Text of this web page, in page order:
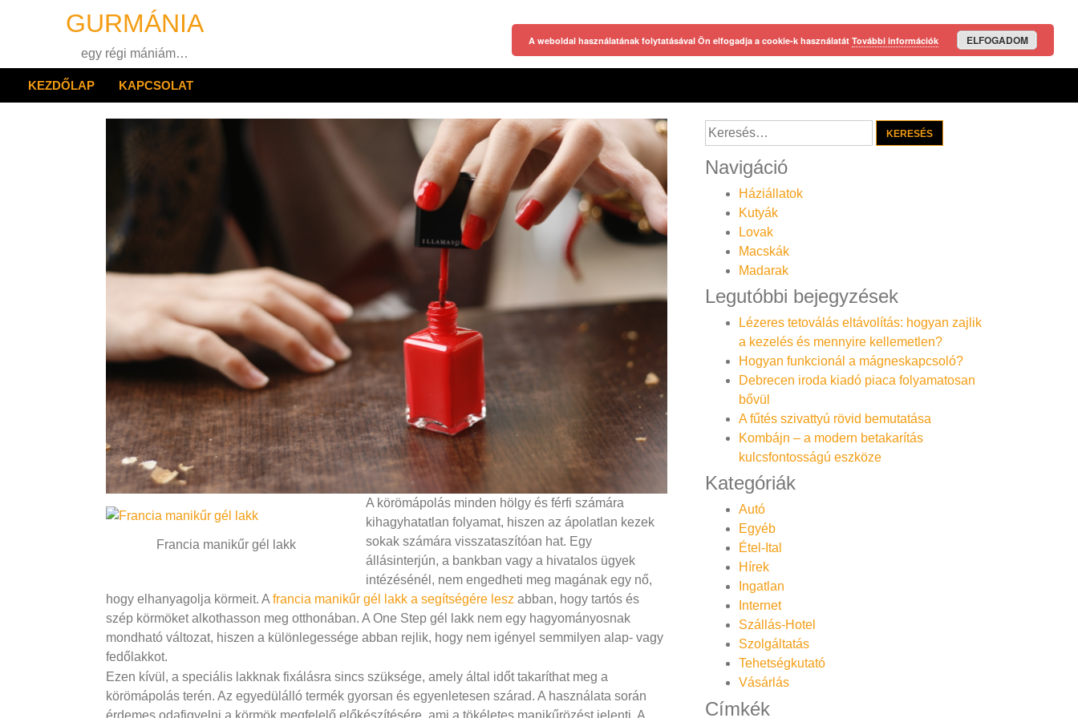
GURMÁNIA
egy régi mániám…
KEZDŐLAP KAPCSOLAT
Francia manikűr gél lakk
A körömápolás minden hölgy és férfi számára
kihagyhatatlan folyamat, hiszen az ápolatlan kezek
sokak számára visszataszítóan hat. Egy
állásinterjún, a bankban vagy a hivatalos ügyek
intézésénél, nem engedheti meg magának egy nő,
hogy elhanyagolja körmeit. A francia manikűr gél lakk a segítségére lesz abban, hogy tartós és
szép körmöket alkothasson meg otthonában. A One Step gél lakk nem egy hagyományosnak
mondható változat, hiszen a különlegessége abban rejlik, hogy nem igényel semmilyen alap- vagy
fedőlakkot.
Ezen kívül, a speciális lakknak fixálásra sincs szüksége, amely által időt takaríthat meg a
körömápolás terén. Az egyedülálló termék gyorsan és egyenletesen szárad. A használata során
Keresés:
Navigáció
Háziállatok
Kutyák
Lovak
Macskák
Madarak
Legutóbbi bejegyzések
Lézeres tetoválás eltávolítás: hogyan zajlik
a kezelés és mennyire kellemetlen?
Hogyan funkcionál a mágneskapcsoló?
Debrecen iroda kiadó piaca folyamatosan
bővül
A fűtés szivattyú rövid bemutatása
Kombájn – a modern betakarítás
kulcsfontosságú eszköze
Kategóriák
Autó
Egyéb
Étel-Ital
Hírek
Ingatlan
Internet
Szállás-Hotel
Szolgáltatás
Tehetségkutató
Vásárlás
Címkék
A weboldal használatának folytatásával Ön elfogadja a cookie-k használatát További információk ELFOGADOM